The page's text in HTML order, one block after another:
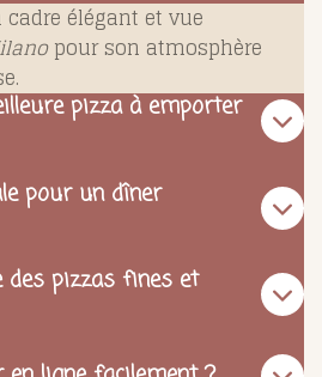
élégant et vue
pour son atmosphère
pizza à emporter
pour un dîner
des pizzas fines et